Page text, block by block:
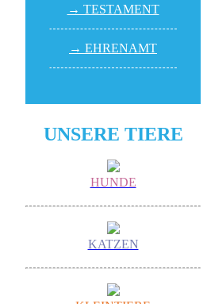
→ TESTA­MENT
→ EHREN­AMT
UNSERE TIERE
HUNDE
KATZEN